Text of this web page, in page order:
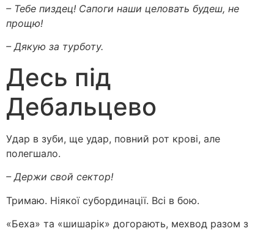
– Тебе пиздец! Сапоги наши целовать будеш, не
прощю!
– Дякую за турботу.
Десь під
Дебальцево
Удар в зуби, ще удар, повний рот крові, але
полегшало.
– Держи свой сектор!
Тримаю. Ніякої субординації. Всі в бою.
«Беха» та «шишарік» догорають, мехвод разом з